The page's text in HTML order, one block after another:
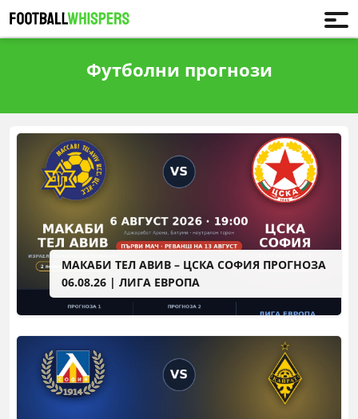
Футболни прогнози
МАКАБИ ТЕЛ АВИВ – ЦСКА СОФИЯ ПРОГНОЗА
06.08.26 | ЛИГА ЕВРОПА